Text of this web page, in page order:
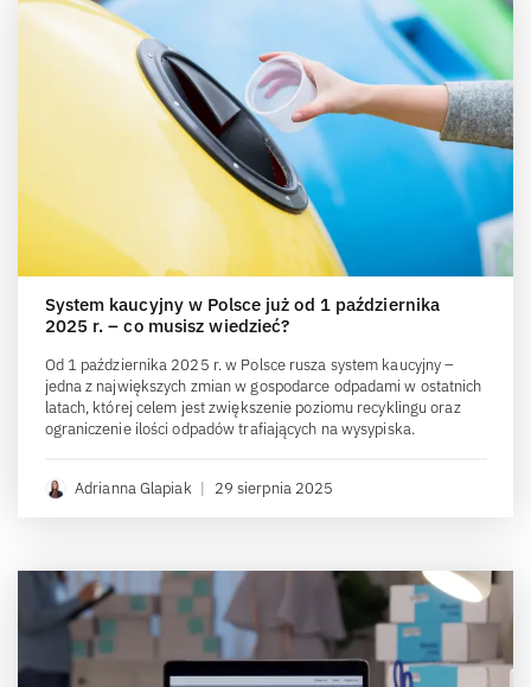
System kaucyjny w Polsce już od 1 października
2025 r. – co musisz wiedzieć?
Od 1 października 2025 r. w Polsce rusza system kaucyjny –
jedna z największych zmian w gospodarce odpadami w ostatnich
latach, której celem jest zwiększenie poziomu recyklingu oraz
ograniczenie ilości odpadów trafiających na wysypiska.
Adrianna Glapiak | 29 sierpnia 2025